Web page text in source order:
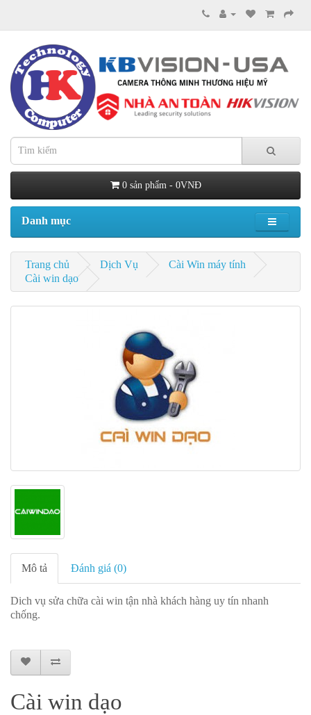
0 sản phẩm - 0VNĐ
Danh mục
Trang chủ Dịch Vụ
Cài Win máy tính
Cài win dạo
Mô tả Đánh giá (0)
Dich vụ sửa chữa cài win tận nhà khách hàng uy tín nhanh
chống.
Cài win dạo